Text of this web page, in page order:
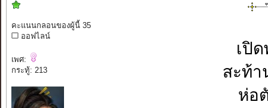
คะแนนกลอนของผู้นี้ 35
ออฟไลน์
เพศ:
กระทู้: 213
เปิ
สะท้า
ห่อ